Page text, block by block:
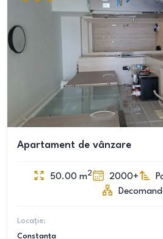
Apartament de vânzare
50.00 m2 2000+
Locație:
Constanța